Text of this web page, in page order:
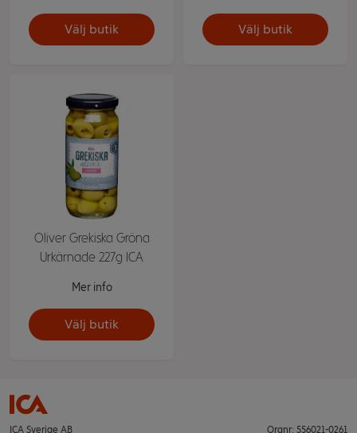
Välj butik Välj butik
Oliver Grekiska Gröna
Urkärnade 227g ICA
Mer info
Välj butik
ICA Sverige AB Orgnr: 556021-0261